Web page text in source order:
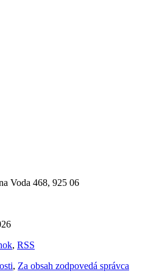
Voda 468, 925 06
, RSS
, Za obsah zodpovedá správca